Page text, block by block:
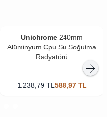
Unichrome 240mm
Alüminyum Cpu Su Soğutma
Radyatörü
1.238,79 TL588,97 TL